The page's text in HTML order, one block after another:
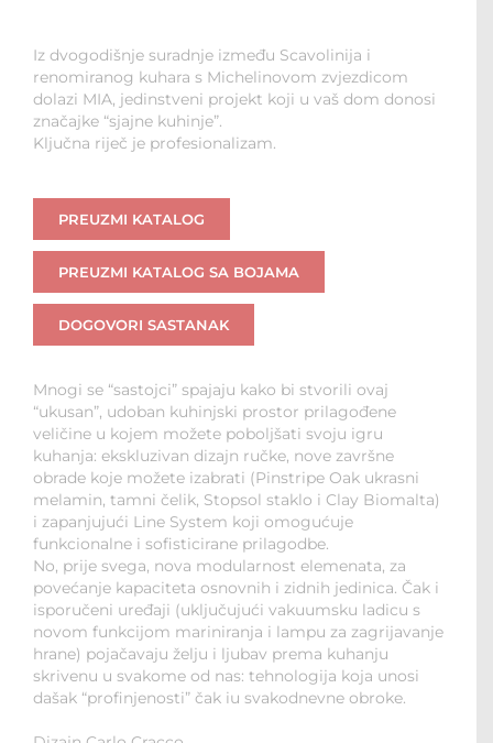
Iz dvogodišnje suradnje između Scavolinija i
renomiranog kuhara s Michelinovom zvjezdicom
dolazi MIA, jedinstveni projekt koji u vaš dom donosi
značajke “sjajne kuhinje”.
Ključna riječ je profesionalizam.
PREUZMI KATALOG
PREUZMI KATALOG SA BOJAMA
DOGOVORI SASTANAK
Mnogi se “sastojci” spajaju kako bi stvorili ovaj
“ukusan”, udoban kuhinjski prostor prilagođene
veličine u kojem možete poboljšati svoju igru
kuhanja: ekskluzivan dizajn ručke, nove završne
obrade koje možete izabrati (Pinstripe Oak ukrasni
melamin, tamni čelik, Stopsol staklo i Clay Biomalta)
i zapanjujući Line System koji omogućuje
funkcionalne i sofisticirane prilagodbe.
No, prije svega, nova modularnost elemenata, za
povećanje kapaciteta osnovnih i zidnih jedinica. Čak i
isporučeni uređaji (uključujući vakuumsku ladicu s
novom funkcijom mariniranja i lampu za zagrijavanje
hrane) pojačavaju želju i ljubav prema kuhanju
skrivenu u svakome od nas: tehnologija koja unosi
dašak “profinjenosti” čak iu svakodnevne obroke.